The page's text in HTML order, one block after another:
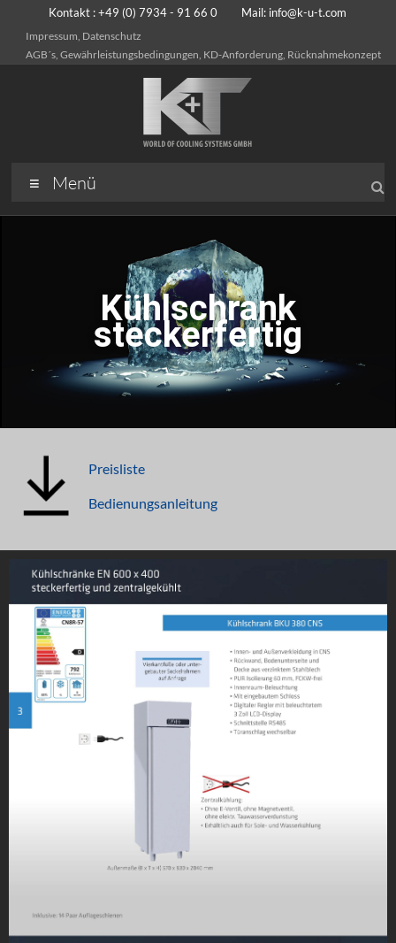
Kontakt : +49 (0) 7934 - 91 66 0 Mail: info@k-u-t.com
Impressum, Datenschutz
AGB´s, Gewährleistungsbedingungen, KD-Anforderung, Rücknahmekonzept
Menü
Kühlschrank
steckerfertig
Preisliste
Bedienungsanleitung